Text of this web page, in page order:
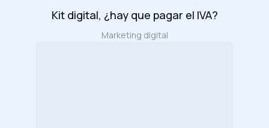
Kit digital, ¿hay que pagar el IVA?
Marketing digital